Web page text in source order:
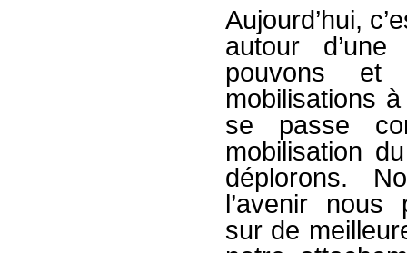
Aujourd’hui,
autour
pouvons et
mobilisations
se passe
mobilisation
déplorons.
l’avenir nous
sur de